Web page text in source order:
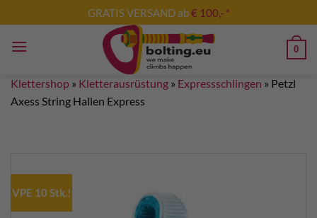
Inhalt
springen
GRATIS VERSAND ab€ 100,- *
0
Klettershop » Kletterausrüstung » Expressschlingen » Petzl
Axess String Hallen Express
VPE 10 Stk.!